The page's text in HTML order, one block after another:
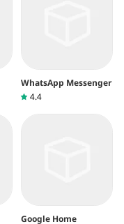
WhatsApp Messenger
4.4
Google Home